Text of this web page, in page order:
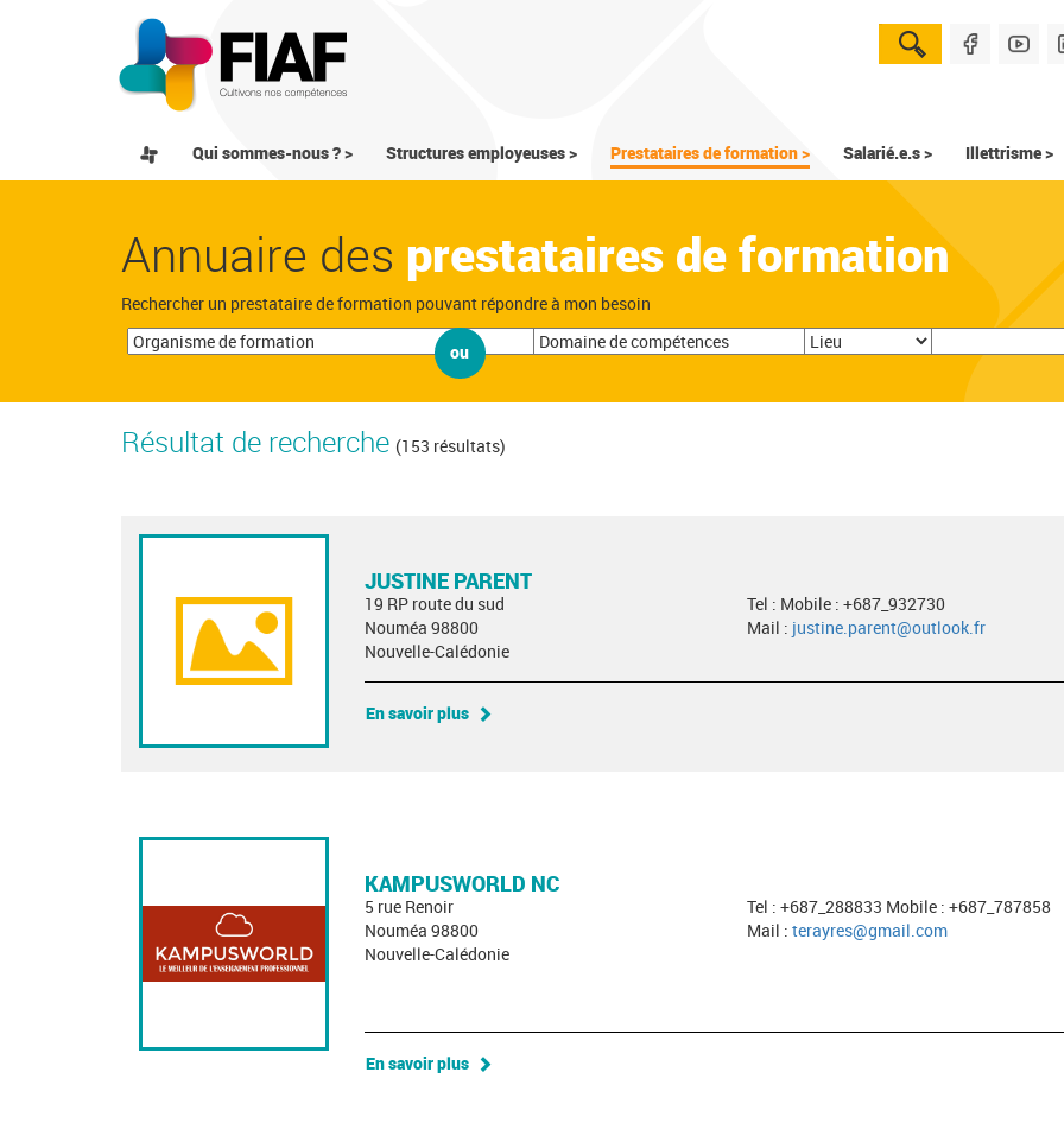
Qui sommes-nous ? > Structures employeuses > Prestataires de formation > Salarié.e.s > Illettrisme >
Annuaire des prestataires de formation
Rechercher un prestataire de formation pouvant répondre à mon besoin
ou
Résultat de recherche (153 résultats)
JUSTINE PARENT
19 RP route du sud
Nouméa 98800
Nouvelle-Calédonie
Tel : Mobile : +687_932730
Mail : justine.parent@outlook.fr
En savoir plus
KAMPUSWORLD NC
5 rue Renoir
Nouméa 98800
Nouvelle-Calédonie
Tel : +687_288833 Mobile : +687_787858
Mail : terayres@gmail.com
En savoir plus